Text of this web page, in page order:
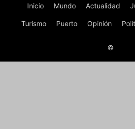
Inicio Mundo Actualidad
Turismo Puerto Opinión
©